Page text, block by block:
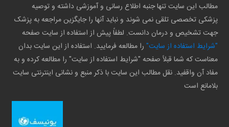
مطالب این سایت تنها جنبه اطلاع رسانی و آموزشی داشته و توصیه
پزشکی تخصصی تلقی نمی شوند و نباید آنها را جایگزین مراجعه به پزشک
جهت تشخیص و درمان دانست. لطفاً پیش از استفاده از سایت صفحه
"شرایط استفاده از سایت" را مطالعه فرمایید. استفاده از این سایت بدان
معناست که شما قبلاً صفحه "شرایط استفاده از سایت" را مطالعه کرده و به
مفاد آن واقفید. نقل مطالب این سایت با ذکر منبع و نشانی اینترنتی سایت
بلامانع است